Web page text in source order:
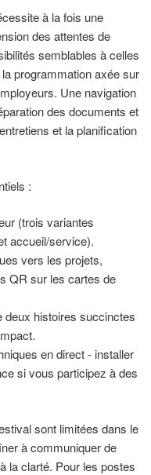
à la fois une
des attentes de
semblables à celles
programmation axée sur
Une navigation
des documents et
et la planification
:
(trois variantes
accueil/service).
vers les projets,
QR sur les cartes de
deux histoires succinctes
en direct - installer
si vous participez à des
sont limitées dans le
à communiquer de
la clarté. Pour les postes